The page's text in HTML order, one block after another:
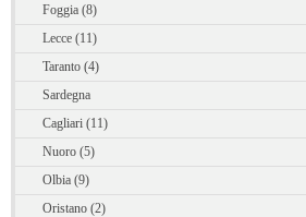
Foggia (8)
Lecce (11)
Taranto (4)
Sardegna
Cagliari (11)
Nuoro (5)
Olbia (9)
Oristano (2)